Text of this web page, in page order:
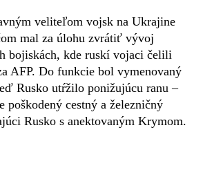
veliteľom vojsk na Ukrajine
mal za úlohu zvrátiť vývoj
bojiskách, kde ruskí vojaci čelili
AFP. Do funkcie bol vymenovaný
Rusko utŕžilo ponižujúcu ranu –
poškodený cestný a železničný
Rusko s anektovaným Krymom.